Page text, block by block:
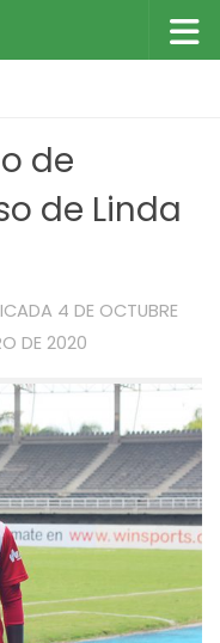
de
de Linda
4 DE OCTUBRE
DE 2020